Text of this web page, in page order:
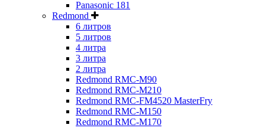
Panasonic 181
Redmond
6 литров
5 литров
4 литра
3 литра
2 литра
Redmond RMC-M90
Redmond RMC-M210
Redmond RMC-FM4520 MasterFry
Redmond RMC-M150
Redmond RMC-M170